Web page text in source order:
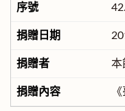
42.
本